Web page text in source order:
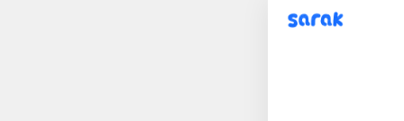
sarak